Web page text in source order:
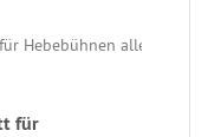
für